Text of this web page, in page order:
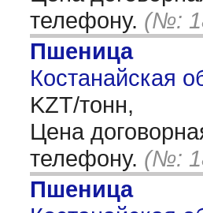
телефону. (№:
Пшеница
Костанайская
KZT/тонн,
Цена
телефону. (№:
Пшеница